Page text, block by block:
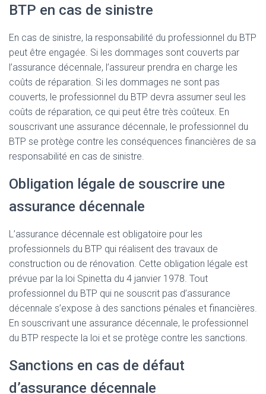
BTP en cas de sinistre
En cas de sinistre, la responsabilité du professionnel du BTP
peut être engagée. Si les dommages sont couverts par
l’assurance décennale, l’assureur prendra en charge les
coûts de réparation. Si les dommages ne sont pas
couverts, le professionnel du BTP devra assumer seul les
coûts de réparation, ce qui peut être très coûteux. En
souscrivant une assurance décennale, le professionnel du
BTP se protège contre les conséquences financières de sa
responsabilité en cas de sinistre.
Obligation légale de souscrire une
assurance décennale
L’assurance décennale est obligatoire pour les
professionnels du BTP qui réalisent des travaux de
construction ou de rénovation. Cette obligation légale est
prévue par la loi Spinetta du 4 janvier 1978. Tout
professionnel du BTP qui ne souscrit pas d’assurance
décennale s’expose à des sanctions pénales et financières.
En souscrivant une assurance décennale, le professionnel
du BTP respecte la loi et se protège contre les sanctions.
Sanctions en cas de défaut
d’assurance décennale